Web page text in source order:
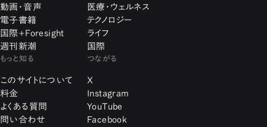
動画・音声
電子書籍
国際+Foresight
週刊新潮
医療・ウェルネス
テクノロジー
ライフ
国際
もっと知る
このサイトについて
料金
よくある質問
問い合わせ
つながる
X
Instagram
YouTube
Facebook